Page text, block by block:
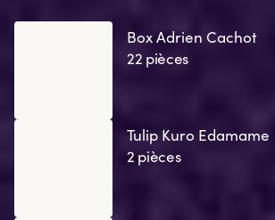
Box Adrien Cachot
22 pièces
Tulip Kuro Edamame
2 pièces